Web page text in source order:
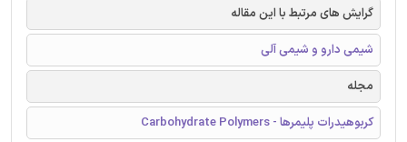
گرایش های مرتبط با این مقاله
شیمی دارو و شیمی آلی
مجله
کربوهیدرات پلیمرها - Carbohydrate Polymers